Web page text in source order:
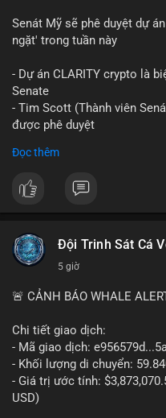
Senát Mỹ sẽ phê duyệt dự
ngặt' trong tuần này
- Dự án CLARITY crypto là
Senate
- Tim Scott (Thành viên
được phê duyệt
trình
$btc $eth
#vlikevn #titanbot
Đọc thêm
Đội Trinh Sát Cá
5 giờ
🚨 CẢNH BÁO WHALE
Chi tiết giao dịch:
- Mã giao dịch:
- Khối lượng di chuyển:
- Giá trị ước tính:
USD)